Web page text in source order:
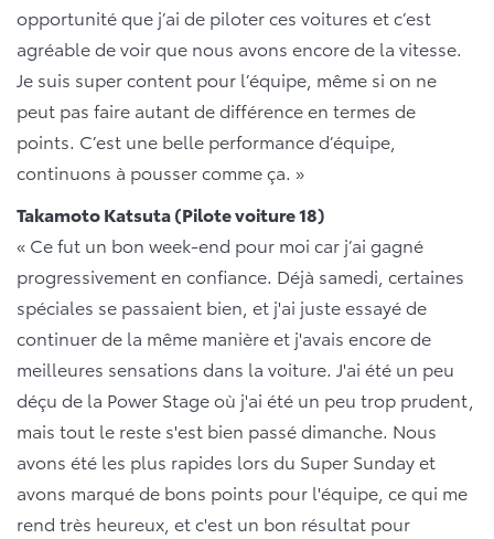
opportunité que j’ai de piloter ces voitures et c’est
agréable de voir que nous avons encore de la vitesse.
Je suis super content pour l’équipe, même si on ne
peut pas faire autant de différence en termes de
points. C’est une belle performance d’équipe,
continuons à pousser comme ça. »
Takamoto Katsuta (Pilote voiture 18)
« Ce fut un bon week-end pour moi car j’ai gagné
progressivement en confiance. Déjà samedi, certaines
spéciales se passaient bien, et j'ai juste essayé de
continuer de la même manière et j'avais encore de
meilleures sensations dans la voiture. J'ai été un peu
déçu de la Power Stage où j'ai été un peu trop prudent,
mais tout le reste s'est bien passé dimanche. Nous
avons été les plus rapides lors du Super Sunday et
avons marqué de bons points pour l'équipe, ce qui me
rend très heureux, et c'est un bon résultat pour